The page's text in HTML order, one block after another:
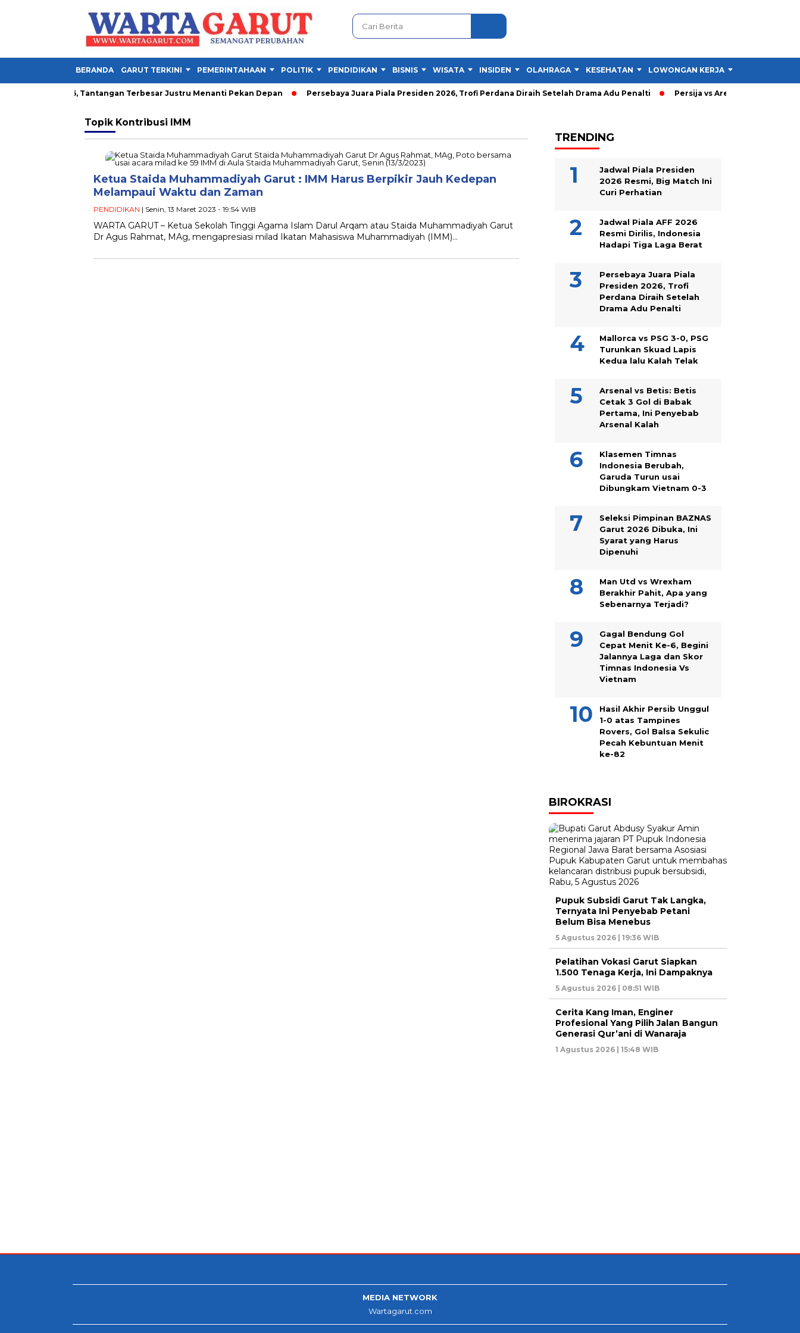
BERANDA GARUT TERKINI PEMERINTAHAAN POLITIK PENDIDIKAN BISNIS WISATA INSIDEN OLAHRAGA KESEHATAN LOWONGAN KERJA
Presiden 2026, Tantangan Terbesar Justru Menanti Pekan Depan Persebaya Juara Piala Presiden 2026, Trofi Perdana Diraih Setelah Drama Adu Penalti Persija vs Arema: Persija Menang
Topik Kontribusi IMM
Ketua Staida Muhammadiyah Garut : IMM Harus Berpikir Jauh Kedepan
Melampaui Waktu dan Zaman
PENDIDIKAN | Senin, 13 Maret 2023 - 19:54 WIB
WARTA GARUT – Ketua Sekolah Tinggi Agama Islam Darul Arqam atau Staida Muhammadiyah Garut
Dr Agus Rahmat, MAg, mengapresiasi milad Ikatan Mahasiswa Muhammadiyah (IMM)…
TRENDING
Jadwal Piala Presiden
2026 Resmi, Big Match Ini
Curi Perhatian
Jadwal Piala AFF 2026
Resmi Dirilis, Indonesia
Hadapi Tiga Laga Berat
Persebaya Juara Piala
Presiden 2026, Trofi
Perdana Diraih Setelah
Drama Adu Penalti
Mallorca vs PSG 3-0, PSG
Turunkan Skuad Lapis
Kedua lalu Kalah Telak
Arsenal vs Betis: Betis
Cetak 3 Gol di Babak
Pertama, Ini Penyebab
Arsenal Kalah
Klasemen Timnas
Indonesia Berubah,
Garuda Turun usai
Dibungkam Vietnam 0-3
Seleksi Pimpinan BAZNAS
Garut 2026 Dibuka, Ini
Syarat yang Harus
Dipenuhi
Man Utd vs Wrexham
Berakhir Pahit, Apa yang
Sebenarnya Terjadi?
Gagal Bendung Gol
Cepat Menit Ke-6, Begini
Jalannya Laga dan Skor
Timnas Indonesia Vs
Vietnam
Hasil Akhir Persib Unggul
1-0 atas Tampines
Rovers, Gol Balsa Sekulic
Pecah Kebuntuan Menit
ke-82
BIROKRASI
Pupuk Subsidi Garut Tak Langka,
Ternyata Ini Penyebab Petani
Belum Bisa Menebus
5 Agustus 2026 | 19:36 WIB
Pelatihan Vokasi Garut Siapkan
1.500 Tenaga Kerja, Ini Dampaknya
5 Agustus 2026 | 08:51 WIB
Cerita Kang Iman, Enginer
Profesional Yang Pilih Jalan Bangun
Generasi Qur’ani di Wanaraja
1 Agustus 2026 | 15:48 WIB
MEDIA NETWORK
Wartagarut.com